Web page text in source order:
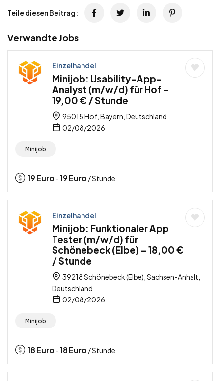
Teile diesen Beitrag:
Verwandte Jobs
Einzelhandel
Minijob: Usability-App-
Analyst (m/w/d) für Hof –
19,00 € / Stunde
95015 Hof, Bayern, Deutschland
02/08/2026
Minijob
19Euro -19Euro / Stunde
Einzelhandel
Minijob: Funktionaler App
Tester (m/w/d) für
Schönebeck (Elbe) – 18,00 €
/ Stunde
39218 Schönebeck (Elbe), Sachsen-Anhalt,
Deutschland
02/08/2026
Minijob
18Euro -18Euro / Stunde